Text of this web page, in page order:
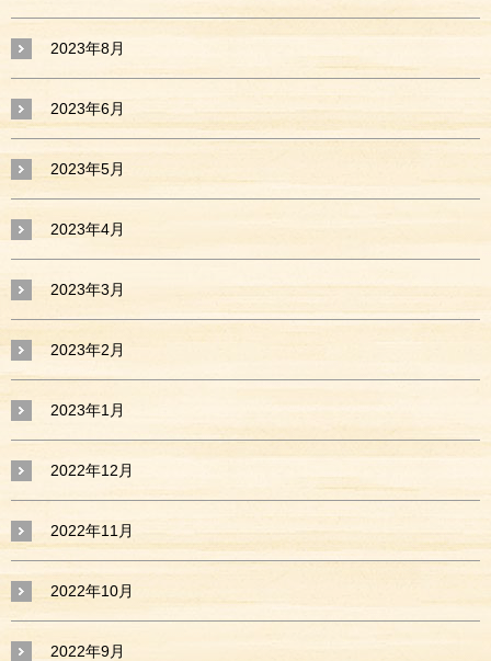
2023年8月
2023年6月
2023年5月
2023年4月
2023年3月
2023年2月
2023年1月
2022年12月
2022年11月
2022年10月
2022年9月